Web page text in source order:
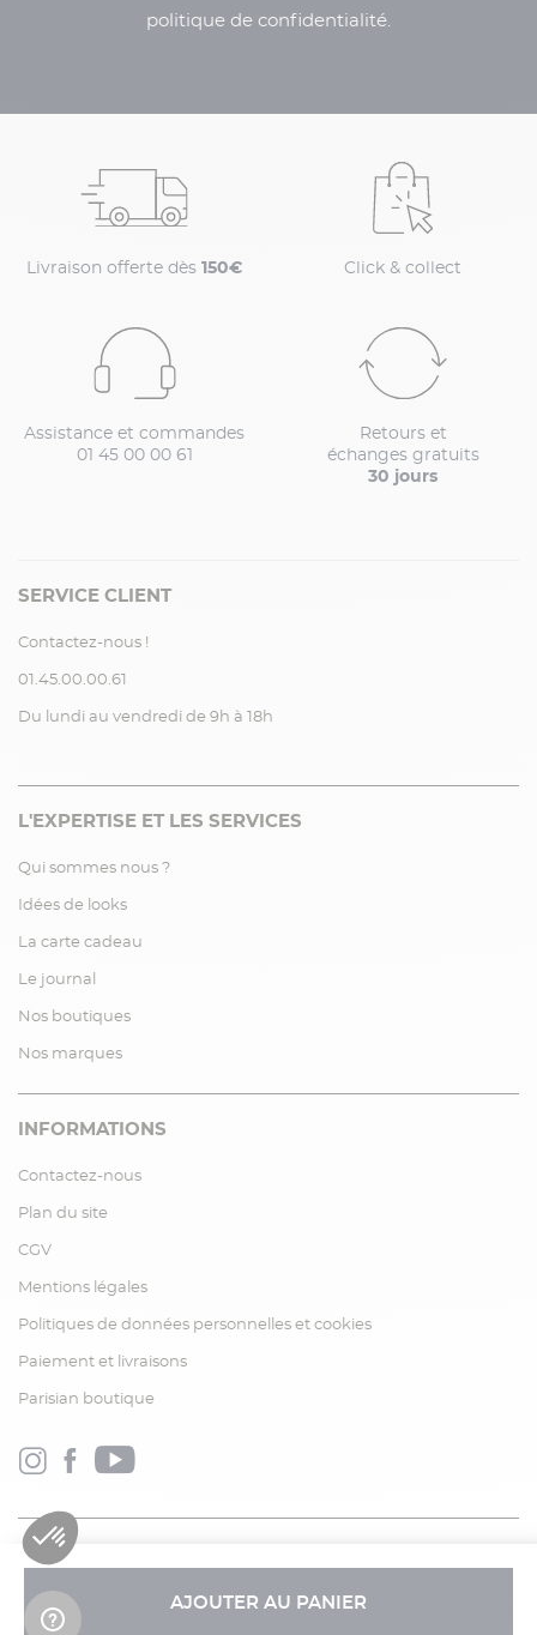
AJOUTER AU PANIER
politique de confidentialité.
Livraison offerte dès 150€ Click & collect
Assistance et commandes
01 45 00 00 61
Retours et
échanges gratuits
30 jours
SERVICE CLIENT
Contactez-nous !
01.45.00.00.61
Du lundi au vendredi de 9h à 18h
L'EXPERTISE ET LES SERVICES
Qui sommes nous ?
Idées de looks
La carte cadeau
Le journal
Nos boutiques
Nos marques
INFORMATIONS
Contactez-nous
Plan du site
CGV
Mentions légales
Politiques de données personnelles et cookies
Paiement et livraisons
Parisian boutique